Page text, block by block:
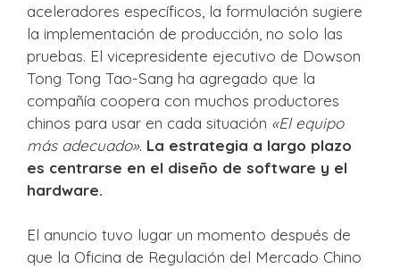
aceleradores específicos, la formulación sugiere
la implementación de producción, no solo las
pruebas. El vicepresidente ejecutivo de Dowson
Tong Tong Tao-Sang ha agregado que la
compañía coopera con muchos productores
chinos para usar en cada situación «El equipo
más adecuado». La estrategia a largo plazo
es centrarse en el diseño de software y el
hardware.
El anuncio tuvo lugar un momento después de
que la Oficina de Regulación del Mercado Chino